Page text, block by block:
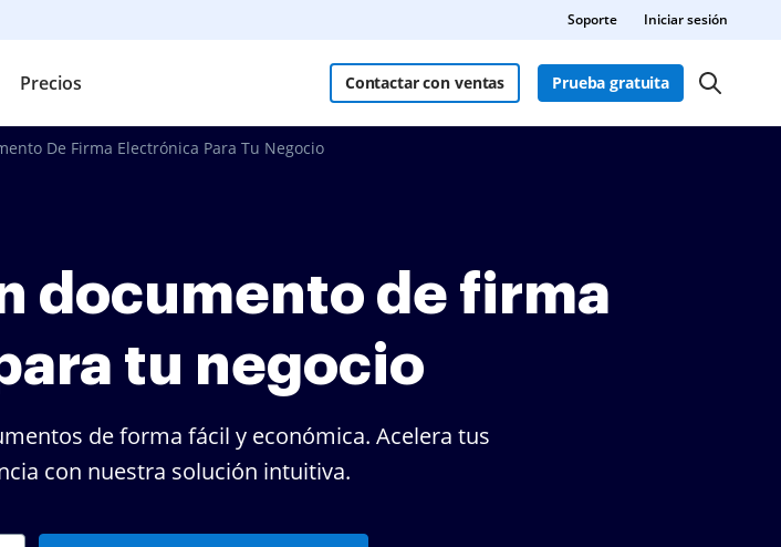
Soporte Iniciar sesión
Precios Contactar con ventas Prueba gratuita
De Firma Electrónica Para Tu Negocio
documento de firma
tu negocio
de forma fácil y económica. Acelera tus
con nuestra solución intuitiva.